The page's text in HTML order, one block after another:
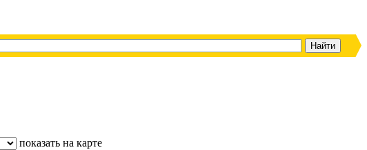
показать на карте